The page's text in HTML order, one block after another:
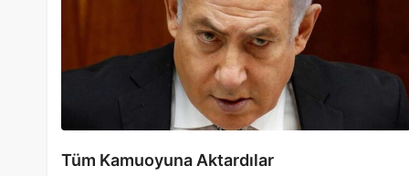
Tüm Kamuoyuna Aktardılar